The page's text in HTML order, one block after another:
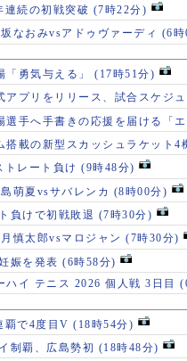
連続の初戦突破 (7時22分)
なおみvsアドゥヴァーディ (6
「勇気与える」 (17時51分)
アプリをリリース、試合スケジ
選手へ手書きの応援を届ける「
搭載の新型スカッシュラケット4
トレート負け (9時48分)
萌夏vsサバレンカ (8時00分)
負けで初戦敗退 (7時30分)
慎太郎vsマロジャン (7時30分)
娠を発表 (6時58分)
ハイ テニス 2026 個人戦 3日目
覇で4度目V (18時54分)
制覇、広島勢初 (18時48分)